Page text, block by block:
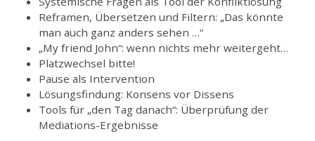
Reframen, Übersetzen und Filtern: „Das könnte
man auch ganz anders sehen …“
„My friend John“: wenn nichts mehr weitergeht…
Platzwechsel bitte!
Pause als Intervention
Lösungsfindung: Konsens vor Dissens
Tools für „den Tag danach“: Überprüfung der
Mediations-Ergebnisse